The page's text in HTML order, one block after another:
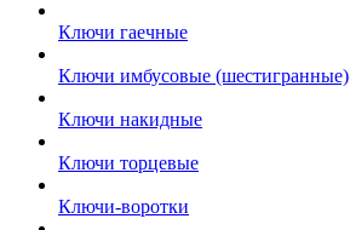
Ключи гаечные
Ключи имбусовые (шестигранные)
Ключи накидные
Ключи торцевые
Ключи-воротки